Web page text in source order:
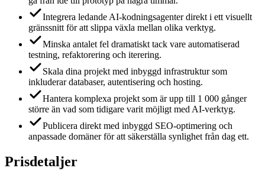
Integrera ledande AI-kodningsagenter direkt i ett visuellt
gränssnitt för att slippa växla mellan olika verktyg.
Minska antalet fel dramatiskt tack vare automatiserad
testning, refaktorering och iterering.
Skala dina projekt med inbyggd infrastruktur som
inkluderar databaser, autentisering och hosting.
Hantera komplexa projekt som är upp till 1 000 gånger
större än vad som tidigare varit möjligt med AI-verktyg.
Publicera direkt med inbyggd SEO-optimering och
anpassade domäner för att säkerställa synlighet från dag ett.
Prisdetaljer